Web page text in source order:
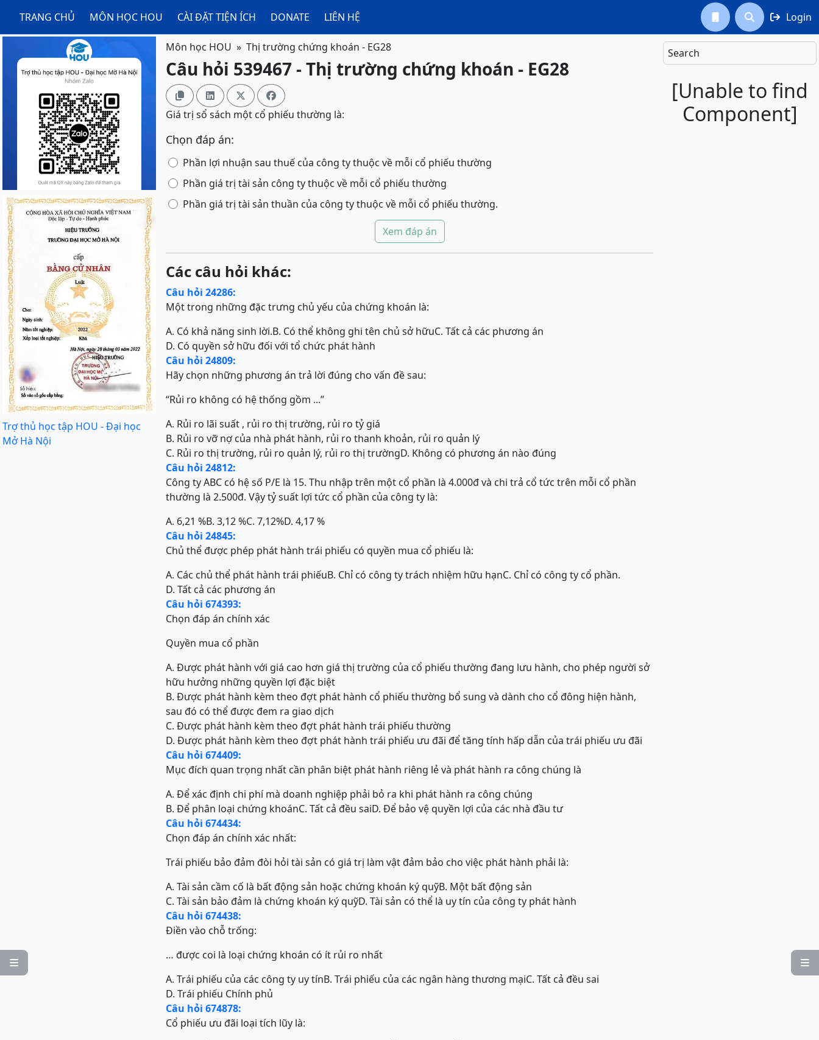
TRANG CHỦ MÔN HỌC HOU CÀI ĐẶT TIỆN ÍCH DONATE LIÊN HỆ   Login

Search
[Unable to find
Component]

Trợ thủ học tập HOU - Đại học
Mở Hà Nội
Môn học HOU Thị trường chứng khoán - EG28
Câu hỏi 539467 - Thị trường chứng khoán - EG28
   
Giá trị sổ sách một cổ phiếu thường là:
Chọn đáp án:
Phần lợi nhuận sau thuế của công ty thuộc về mỗi cổ phiếu thường
Phần giá trị tài sản công ty thuộc về mỗi cổ phiếu thường
Phần giá trị tài sản thuần của công ty thuộc về mỗi cổ phiếu thường.
Xem đáp án
Các câu hỏi khác:
Câu hỏi 24286:
Một trong những đặc trưng chủ yếu của chứng khoán là:
A. Có khả năng sinh lời.B. Có thể không ghi tên chủ sở hữuC. Tất cả các phương án
D. Có quyền sở hữu đối với tổ chức phát hành
Câu hỏi 24809:
Hãy chọn những phương án trả lời đúng cho vấn đề sau:
“Rủi ro không có hệ thống gồm ...”
A. Rủi ro lãi suất , rủi ro thị trường, rủi ro tỷ giá
B. Rủi ro vỡ nợ của nhà phát hành, rủi ro thanh khoản, rủi ro quản lý
C. Rủi ro thị trường, rủi ro quản lý, rủi ro thị trườngD. Không có phương án nào đúng
Câu hỏi 24812:
Công ty ABC có hệ số P/E là 15. Thu nhập trên một cổ phần là 4.000đ và chi trả cổ tức trên mỗi cổ phần
thường là 2.500đ. Vậy tỷ suất lợi tức cổ phần của công ty là:
A. 6,21 %B. 3,12 %C. 7,12%D. 4,17 %
Câu hỏi 24845:
Chủ thể được phép phát hành trái phiếu có quyền mua cổ phiếu là:
A. Các chủ thể phát hành trái phiếuB. Chỉ có công ty trách nhiệm hữu hạnC. Chỉ có công ty cổ phần.
D. Tất cả các phương án
Câu hỏi 674393:
Chọn đáp án chính xác
Quyền mua cổ phần
A. Được phát hành với giá cao hơn giá thị trường của cổ phiếu thường đang lưu hành, cho phép người sở
hữu hưởng những quyền lợi đặc biệt
B. Được phát hành kèm theo đợt phát hành cổ phiếu thường bổ sung và dành cho cổ đông hiện hành,
sau đó có thể được đem ra giao dịch
C. Được phát hành kèm theo đợt phát hành trái phiếu thường
D. Được phát hành kèm theo đợt phát hành trái phiếu ưu đãi để tăng tính hấp dẫn của trái phiếu ưu đãi
Câu hỏi 674409:
Mục đích quan trọng nhất cần phân biệt phát hành riêng lẻ và phát hành ra công chúng là
A. Để xác định chi phí mà doanh nghiệp phải bỏ ra khi phát hành ra công chúng
B. Để phân loại chứng khoánC. Tất cả đều saiD. Để bảo vệ quyền lợi của các nhà đầu tư
Câu hỏi 674434:
Chọn đáp án chính xác nhất:
Trái phiếu bảo đảm đòi hỏi tài sản có giá trị làm vật đảm bảo cho việc phát hành phải là:
A. Tài sản cầm cố là bất động sản hoặc chứng khoán ký quỹB. Một bất động sản
C. Tài sản bảo đảm là chứng khoán ký quỹD. Tài sản có thể là uy tín của công ty phát hành
Câu hỏi 674438:
Điền vào chỗ trống:
… được coi là loại chứng khoán có ít rủi ro nhất
A. Trái phiếu của các công ty uy tínB. Trái phiếu của các ngân hàng thương mạiC. Tất cả đều sai
D. Trái phiếu Chính phủ
Câu hỏi 674878:
Cổ phiếu ưu đãi loại tích lũy là: